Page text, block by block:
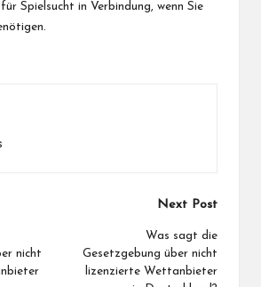
Spielsucht in Verbindung, wenn Sie
nicht
Next Post
Was sagt die
Gesetzgebung über nicht
lizenzierte Wettanbieter